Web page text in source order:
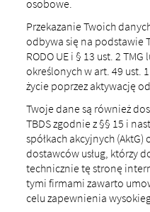
osobowe.
Przekazanie Twoich
odbywa się na podstawie
RODO UE i § 13 ust. 2
określonych w art. 49 ust.
życie poprzez aktywację
Twoje dane są również
TBDS zgodnie z §§ 15 i
spółkach akcyjnych
dostawców usług, którzy
technicznie tę stronę
tymi firmami zawarto
celu zapewnienia